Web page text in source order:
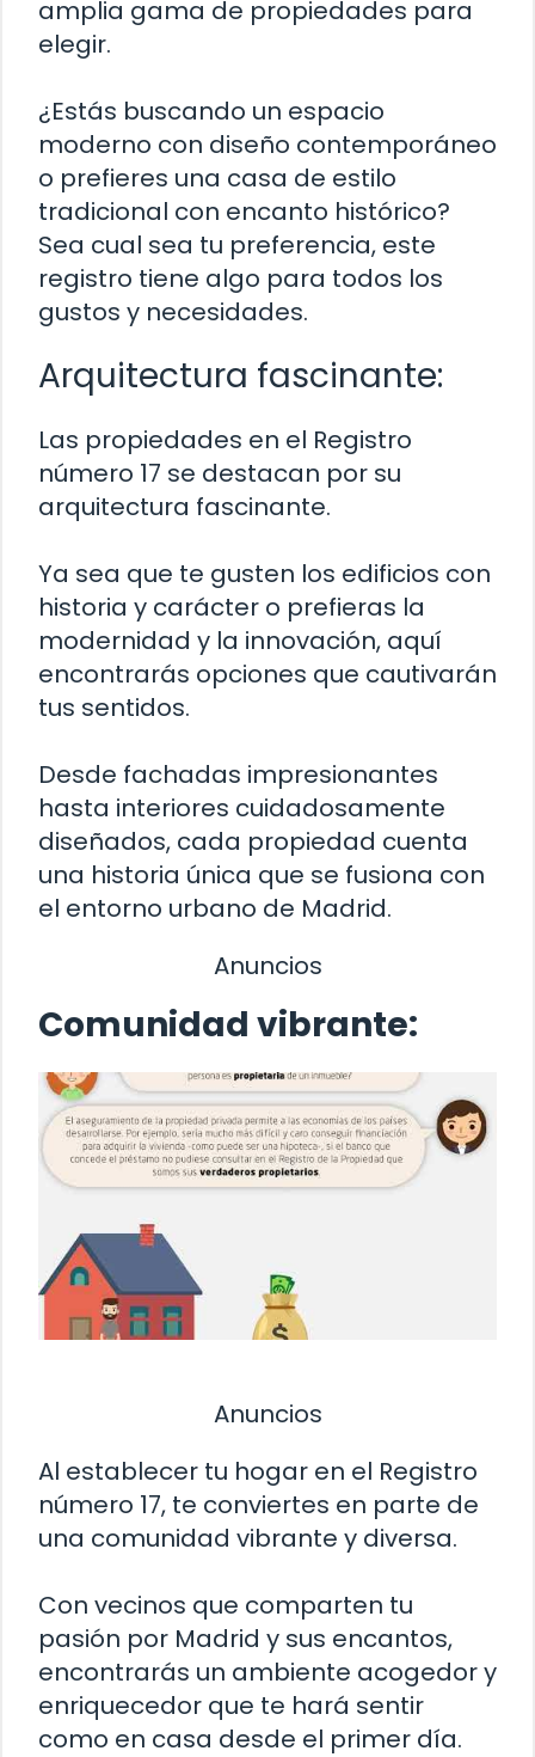
amplia gama de propiedades para
elegir.
¿Estás buscando un espacio
moderno con diseño contemporáneo
o prefieres una casa de estilo
tradicional con encanto histórico?
Sea cual sea tu preferencia, este
registro tiene algo para todos los
gustos y necesidades.
Arquitectura fascinante:
Las propiedades en el Registro
número 17 se destacan por su
arquitectura fascinante.
Ya sea que te gusten los edificios con
historia y carácter o prefieras la
modernidad y la innovación, aquí
encontrarás opciones que cautivarán
tus sentidos.
Desde fachadas impresionantes
hasta interiores cuidadosamente
diseñados, cada propiedad cuenta
una historia única que se fusiona con
el entorno urbano de Madrid.
Anuncios
Comunidad vibrante:
Anuncios
Al establecer tu hogar en el Registro
número 17, te conviertes en parte de
una comunidad vibrante y diversa.
Con vecinos que comparten tu
pasión por Madrid y sus encantos,
encontrarás un ambiente acogedor y
enriquecedor que te hará sentir
como en casa desde el primer día.